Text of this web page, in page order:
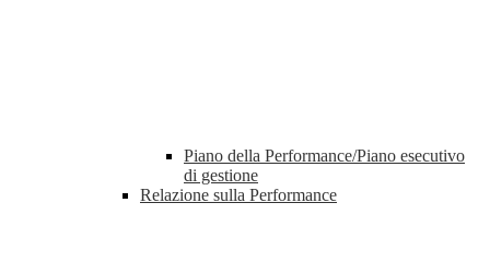
Piano della Performance/Piano esecutivo
di gestione
Relazione sulla Performance